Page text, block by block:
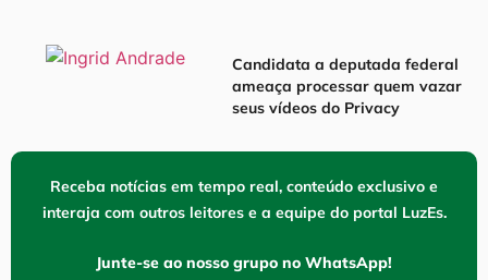
Candidata a deputada federal
ameaça processar quem vazar
seus vídeos do Privacy
Receba notícias em tempo real, conteúdo exclusivo e
interaja com outros leitores e a equipe do portal LuzEs.
Junte-se ao nosso grupo no WhatsApp!